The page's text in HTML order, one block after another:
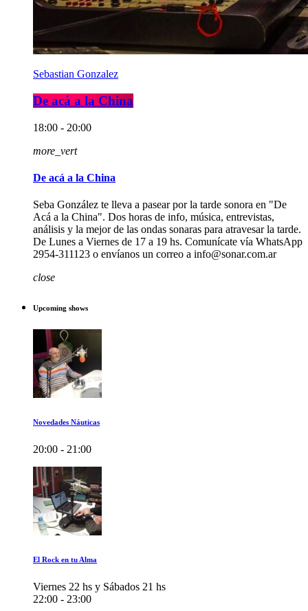
Sebastian Gonzalez
De acá a la China
18:00 - 20:00
more_vert
De acá a la China
Seba González te lleva a pasear por la tarde sonora en "De
Acá a la China". Dos horas de info, música, entrevistas,
análisis y la mejor de las ondas sonaras para atravesar la tarde.
De Lunes a Viernes de 17 a 19 hs. Comunícate vía WhatsApp
2954-311123 o envíanos un correo a info@sonar.com.ar
close
Upcoming shows
Novedades Náuticas
20:00 - 21:00
El Rock en tu Alma
Viernes 22 hs y Sábados 21 hs
22:00 - 23:00